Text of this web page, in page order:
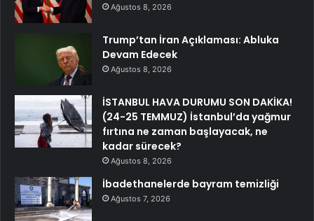
Ağustos 8, 2026
Trump’tan İran Açıklaması: Abluka
Devam Edecek
Ağustos 8, 2026
İSTANBUL HAVA DURUMU SON DAKİKA!
(24-25 TEMMUZ) İstanbul’da yağmur
fırtına ne zaman başlayacak, ne
kadar sürecek?
Ağustos 8, 2026
İbadethanelerde bayram temizliği
Ağustos 7, 2026